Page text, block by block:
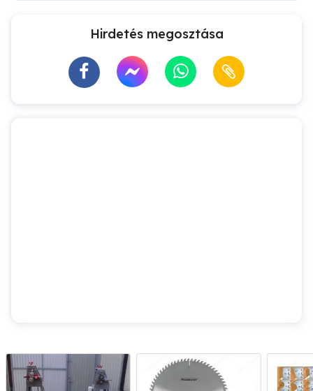
Hirdetés megosztása